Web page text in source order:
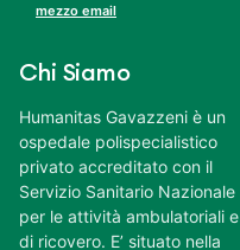
mezzo email
Chi Siamo
Humanitas Gavazzeni è un
ospedale polispecialistico
privato accreditato con il
Servizio Sanitario Nazionale
per le attività ambulatoriali e
di ricovero. E’ situato nella